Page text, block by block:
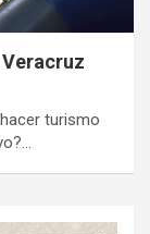
turismo